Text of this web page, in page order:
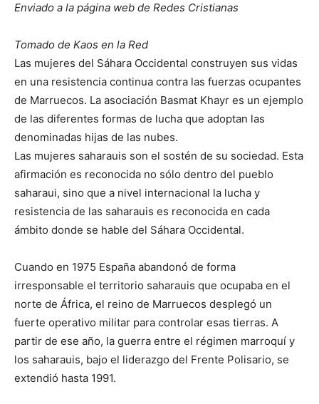
Enviado a la página web de Redes Cristianas
Tomado de Kaos en la Red
Las mujeres del Sáhara Occidental construyen sus vidas
en una resistencia continua contra las fuerzas ocupantes
de Marruecos. La asociación Basmat Khayr es un ejemplo
de las diferentes formas de lucha que adoptan las
denominadas hijas de las nubes.
Las mujeres saharauis son el sostén de su sociedad. Esta
afirmación es reconocida no sólo dentro del pueblo
saharaui, sino que a nivel internacional la lucha y
resistencia de las saharauis es reconocida en cada
ámbito donde se hable del Sáhara Occidental.
Cuando en 1975 España abandonó de forma
irresponsable el territorio saharauis que ocupaba en el
norte de África, el reino de Marruecos desplegó un
fuerte operativo militar para controlar esas tierras. A
partir de ese año, la guerra entre el régimen marroquí y
los saharauis, bajo el liderazgo del Frente Polisario, se
extendió hasta 1991.